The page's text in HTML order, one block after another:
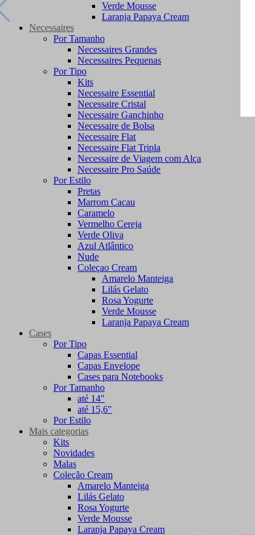
Verde Mousse
Laranja Papaya Cream
Necessaires
Por Tamanho
Necessaires Grandes
Necessaires Pequenas
Por Tipo
Kits
Necessaire Essential
Necessaire Cristal
Necessaire Ganchinho
Necessaire de Bolsa
Necessaire Flat
Necessaire Flat Tripla
Necessaire de Viagem com Alça
Necessaire Pro Saúde
Por Estilo
Pretas
Marrom Cacau
Caramelo
Vermelho Cereja
Verde Oliva
Azul Atlântico
Nude
Coleçao Cream
Amarelo Manteiga
Lilás Gelato
Rosa Yogurte
Verde Mousse
Laranja Papaya Cream
Cases
Por Tipo
Capas Essential
Capas Envelope
Cases para Notebooks
Por Tamanho
até 14"
até 15,6"
Por Estilo
Mais categorias
Kits
Novidades
Malas
Coleção Cream
Amarelo Manteiga
Lilás Gelato
Rosa Yogurte
Verde Mousse
Laranja Papaya Cream